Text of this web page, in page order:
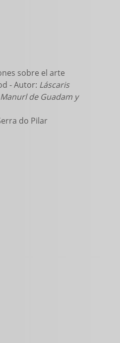
sobre el arte
- Autor: Láscaris
de Guadam y
do Pilar